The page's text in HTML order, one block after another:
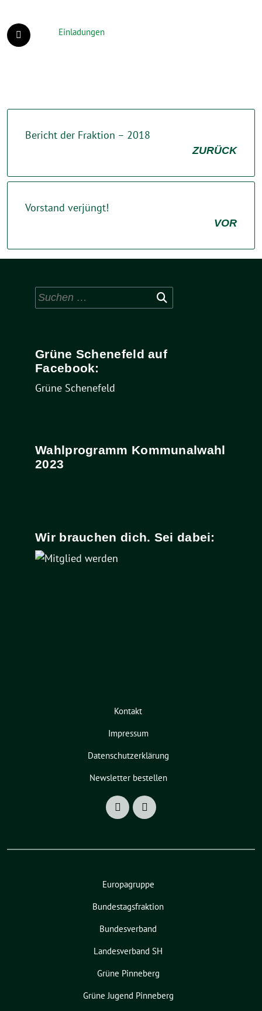
Einladungen
Bericht der Fraktion – 2018
ZURÜCK
Vorstand verjüngt!
VOR
Suchen
nach:
Grüne Schenefeld auf
Facebook:
Grüne Schenefeld
Wahlprogramm Kommunalwahl
2023
Wir brauchen dich. Sei dabei:
Kontakt
Impressum
Datenschutzerklärung
Newsletter bestellen
Europagruppe
Bundestagsfraktion
Bundesverband
Landesverband SH
Grüne Pinneberg
Grüne Jugend Pinneberg